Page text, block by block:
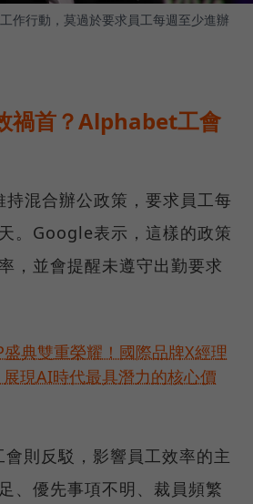
作行動，莫過於要求員工每週至少進辦
禍首？Alphabet工會
混合辦公政策，要求員工每
。Google表示，這樣的政策
，並會提醒未遵守出勤要求
典雙重榮耀！國際品牌X經理
現AI時代最具潛力的核心價
則反駁，影響員工效率的主
、優先事項不明、裁員頻繁